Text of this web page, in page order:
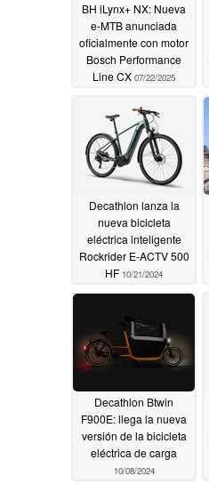
BH iLynx+ NX: Nueva
e-MTB anunciada
oficialmente con motor
Bosch Performance
Line CX 07/22/2025
Decathlon lanza la
nueva bicicleta
eléctrica inteligente
Rockrider E-ACTV 500
HF 10/21/2024
Decathlon Btwin
F900E: llega la nueva
versión de la bicicleta
eléctrica de carga
10/08/2024